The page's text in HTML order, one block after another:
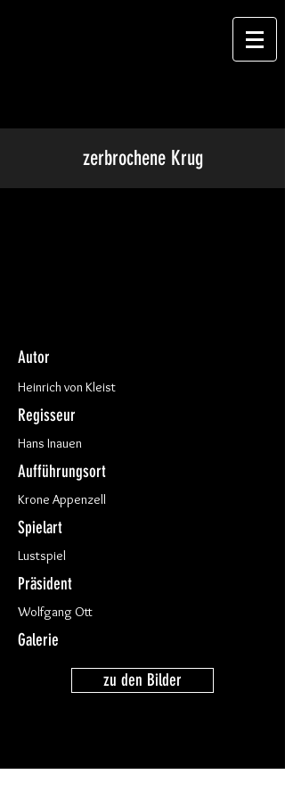
zerbrochene Krug
Autor
Heinrich von Kleist
Regisseur
Hans Inauen
Aufführungsort
Krone Appenzell
Spielart
Lustspiel
Präsident
Wolfgang Ott
Galerie
zu den Bilder